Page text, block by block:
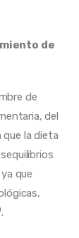
de
de
del
que la dieta
que
.